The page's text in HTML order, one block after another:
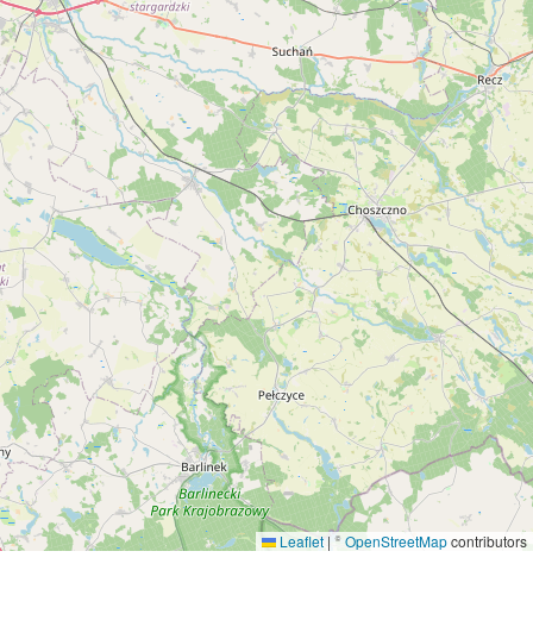
Leaflet | ©OpenStreetMapcontributors